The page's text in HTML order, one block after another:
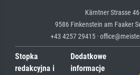
Kärntner Strasse 46
9586 Finkenstein am Faaker
+43 4257 29415 ·
Stopka
redakcyjna i
Dodatkowe
informacje